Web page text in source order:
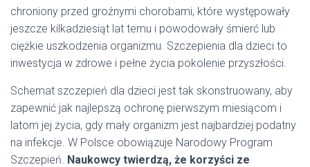
chroniony przed groźnymi chorobami, które występowały
jeszcze kilkadziesiąt lat temu i powodowały śmierć lub
ciężkie uszkodzenia organizmu. Szczepienia dla dzieci to
inwestycja w zdrowe i pełne życia pokolenie przyszłości.
Schemat szczepień dla dzieci jest tak skonstruowany, aby
zapewnić jak najlepszą ochronę pierwszym miesiącom i
latom jej życia, gdy mały organizm jest najbardziej podatny
na infekcje. W Polsce obowiązuje Narodowy Program
Szczepień. Naukowcy twierdzą, że korzyści ze